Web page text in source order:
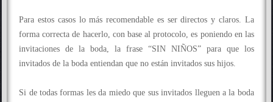
Para estos casos lo más recomendable es ser directos y claros. La
forma correcta de hacerlo, con base al protocolo, es poniendo en las
invitaciones de la boda, la frase “SIN NIÑOS” para que los
invitados de la boda entiendan que no están invitados sus hijos.
Si de todas formas les da miedo que sus invitados lleguen a la boda